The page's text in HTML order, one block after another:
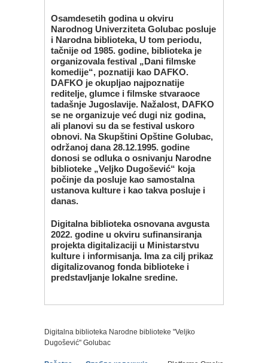
Osamdesetih godina u okviru
Narodnog Univerziteta Golubac posluje
i Narodna biblioteka, U tom periodu,
tačnije od 1985. godine, biblioteka je
organizovala festival „Dani filmske
komedije“, poznatiji kao DAFKO.
DAFKO je okupljao najpoznatije
reditelje, glumce i filmske stvaraoce
tadašnje Jugoslavije. Nažalost, DAFKO
se ne organizuje već dugi niz godina,
ali planovi su da se festival uskoro
obnovi. Na Skupštini Opštine Golubac,
održanoj dana 28.12.1995. godine
donosi se odluka o osnivanju Narodne
biblioteke „Veljko Dugošević“ koja
počinje da posluje kao samostalna
ustanova kulture i kao takva posluje i
danas.
Digitalna biblioteka osnovana avgusta
2022. godine u okviru sufinansiranja
projekta digitalizaciji u Ministarstvu
kulture i informisanja. Ima za cilj prikaz
digitalizovanog fonda biblioteke i
predstavljanje lokalne sredine.
Digitalna biblioteka Narodne biblioteke "Veljko
Dugošević" Golubac